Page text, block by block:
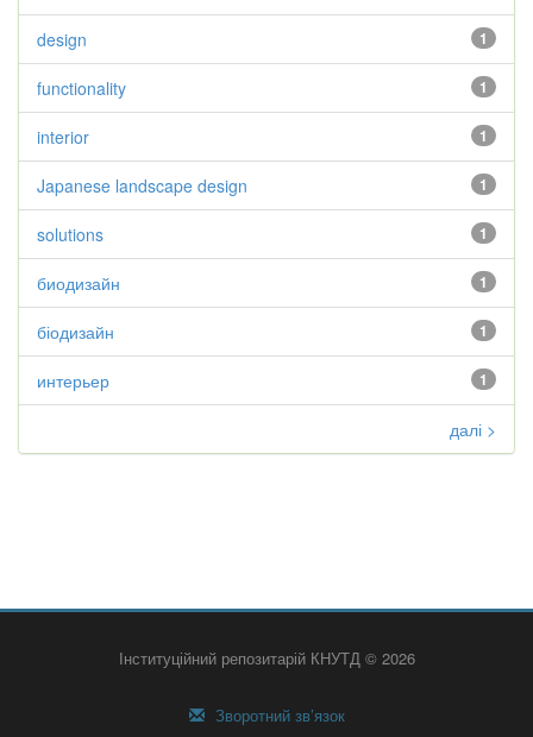
1
design
1
functionality
1
interior
1
Japanese landscape design
1
solutions
1
биодизайн
1
біодизайн
1
интерьер
далі >
Інституційний репозитарій КНУТД © 2026
Зворотний зв’язок